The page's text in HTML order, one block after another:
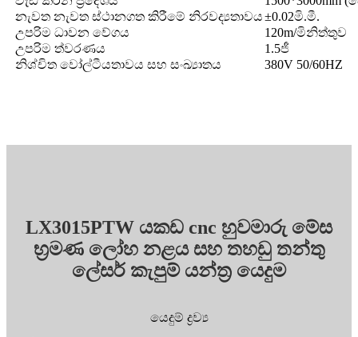
නැවත නැවත ස්ථානගත කිරීමේ නිරවද්‍යතාවය±0.02මි.මී.
උපරිම ධාවන වේගය
120m/මිනිත්තුව
උපරිම ත්වරණය
1.5ජී
නිශ්චිත වෝල්ටීයතාවය සහ සංඛ්‍යාතය
380V 50/60HZ
LX3015PTW යකඩ cnc හුවමාරු මේස
භ්‍රමණ ලෝහ නළය සහ තහඩු තන්තු
ලේසර් කැපුම් යන්ත්‍ර යෙදුම
යෙදුම් ද්‍රව්‍ය